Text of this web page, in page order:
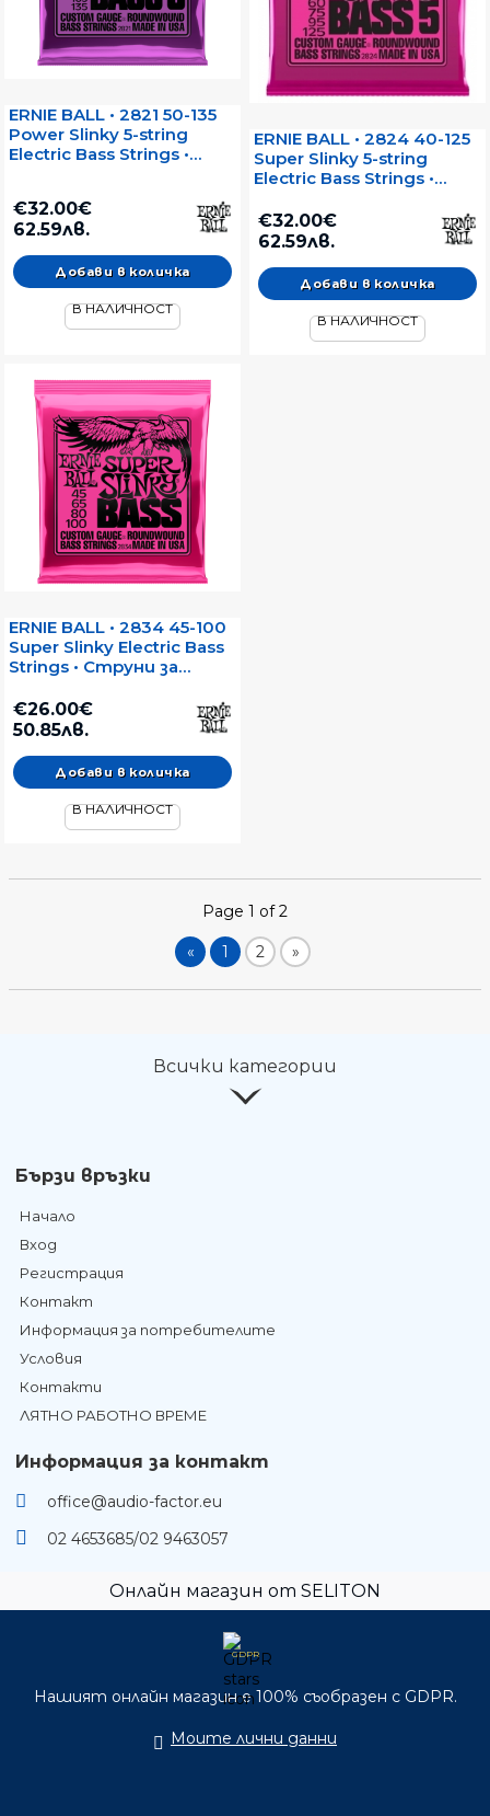
ERNIE BALL • 2821 50-135
Power Slinky 5-string
Electric Bass Strings •
€32.00€
62.59лв.
В НАЛИЧНОСТ
ERNIE BALL • 2824 40-125
Super Slinky 5-string
Electric Bass Strings •
електрически бас
€32.00€
62.59лв.
В НАЛИЧНОСТ
ERNIE BALL • 2834 45-100
Super Slinky Electric Bass
Strings • Струни за
€26.00€
50.85лв.
В НАЛИЧНОСТ
Page 1 of 2
« 1 2 »
Всички категории
Бързи връзки
Начало
Вход
Регистрация
Контакт
Информация за потребителите
Условия
Контакти
ЛЯТНО РАБОТНО ВРЕМЕ
Информация за контакт
office@audio-factor.eu
02 4653685/02 9463057
Онлайн магазин от SELITON
GDPR
Нашият онлайн магазин е 100% съобразен с GDPR.
Моите лични данни